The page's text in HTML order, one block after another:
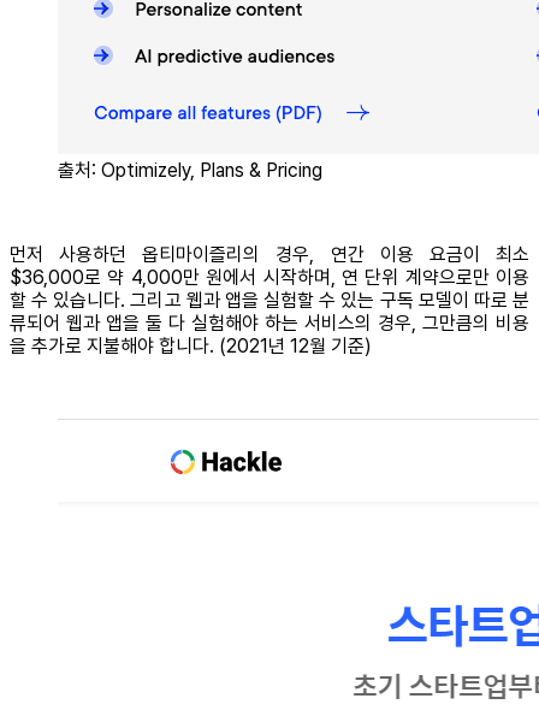
출처: Optimizely, Plans & Pricing
먼저 사용하던 옵티마이즐리의 경우, 연간 이용 요금이 최소
$36,000로 약 4,000만 원에서 시작하며, 연 단위 계약으로만 이용
할 수 있습니다. 그리고 웹과 앱을 실험할 수 있는 구독 모델이 따로 분
류되어 웹과 앱을 둘 다 실험해야 하는 서비스의 경우, 그만큼의 비용
을 추가로 지불해야 합니다. (2021년 12월 기준)